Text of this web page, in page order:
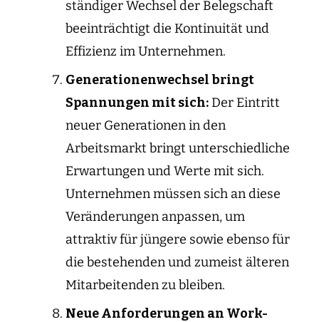
ständiger Wechsel der Belegschaft
beeinträchtigt die Kontinuität und
Effizienz im Unternehmen.
Generationenwechsel bringt
Spannungen mit sich:Der Eintritt
neuer Generationen in den
Arbeitsmarkt bringt unterschiedliche
Erwartungen und Werte mit sich.
Unternehmen müssen sich an diese
Veränderungen anpassen, um
attraktiv für jüngere sowie ebenso für
die bestehenden und zumeist älteren
Mitarbeitenden zu bleiben.
Neue Anforderungen an Work-